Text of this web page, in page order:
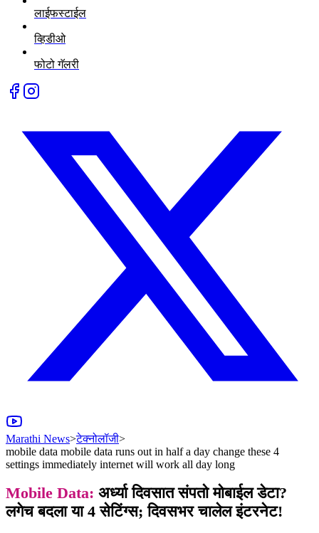
लाईफस्टाईल
व्हिडीओ
फोटो गॅलरी
Marathi News>टेक्नोलॉजी>
mobile data mobile data runs out in half a day change these 4
settings immediately internet will work all day long
Mobile Data: अर्ध्या दिवसात संपतो मोबाईल डेटा?
लगेच बदला या 4 सेटिंग्स; दिवसभर चालेल इंटरनेट!